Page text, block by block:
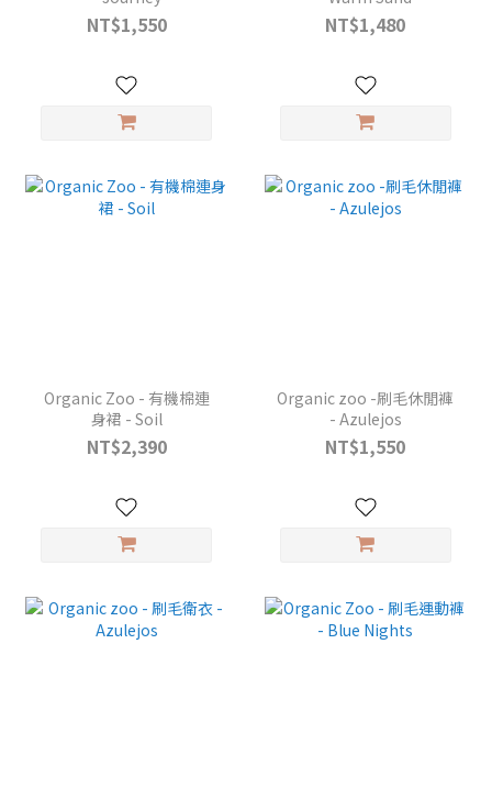
NT$1,550 NT$1,480
Organic Zoo - 有機棉連
身裙 - Soil
NT$2,390
Organic zoo -刷毛休閒褲
- Azulejos
NT$1,550